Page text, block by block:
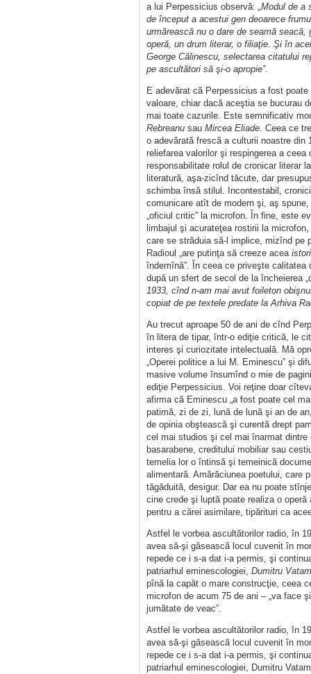
a lui Perpessicius observă: „Modul de a
de început a acestui gen deoarece
urmărească nu o dare de seamă
operă, un drum literar, o filiaţie. Şi în
George Călinescu, selectarea citatului
pe ascultători să şi-o apropie”.
E adevărat că Perpessicius a fost
valoare, chiar dacă aceştia se bucurau
mai toate cazurile. Este semnificativ
Rebreanu sau Mircea Eliade. Ceea ce
o adevărată frescă a culturii noastre
reliefarea valorilor şi respingerea a
responsabilitate rolul de cronicar literar
literatură, aşa-zicînd tăcute, dar
schimba însă stilul. Incontestabil,
comunicare atît de modern şi, aş
„oficiul critic” la microfon. În fine, este
limbajul şi acurateţea rostirii la
care se străduia să-l implice, mizînd pe
Radioul „are putinţa să creeze acea
îndemînă”. În ceea ce priveşte
după un sfert de secol de la încheierea
1933, cînd n-am mai avut foileton
copiat de pe textele predate la Arhiva
Au trecut aproape 50 de ani de cînd
în litera de tipar, într-o ediţie critică, le
interes şi curiozitate intelectuală. Mă
„Operei politice a lui M. Eminescu” şi
masive volume însumînd o mie de
ediţie Perpessicius. Voi reţine doar
afirma că Eminescu „a fost poate cel
patimă, zi de zi, lună de lună şi an de
de opinia obştească şi curentă drept
cel mai studios şi cel mai înarmat
basarabene, creditului mobiliar sau
temelia lor o întinsă şi temeinică
alimentară. Amărăciunea poetului, care
tăgăduită, desigur. Dar ea nu poate
cine crede şi luptă poate realiza o
pentru a cărei asimilare, tipărituri ca
Astfel le vorbea ascultătorilor radio, în
avea să-şi găsească locul cuvenit în
repede ce i s-a dat i-a permis, şi
patriarhul eminescologiei, Dumitru
pînă la capăt o mare construcţie, ceea
microfon de acum 75 de ani – „va face
jumătate de veac”.
Astfel le vorbea ascultătorilor radio, în
avea să-şi găsească locul cuvenit în
repede ce i s-a dat i-a permis, şi
patriarhul eminescologiei, Dumitru